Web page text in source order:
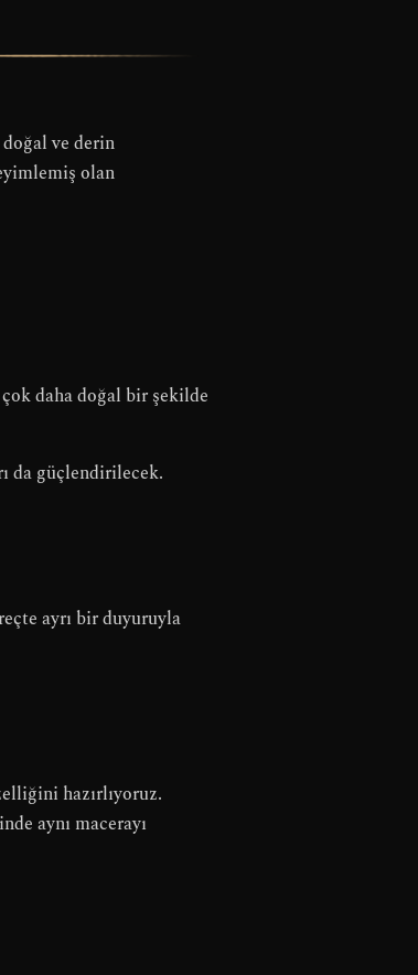
ve derin
olan
daha doğal bir şekilde
da güçlendirilecek.
ayrı bir duyuruyla
hazırlıyoruz.
aynı macerayı